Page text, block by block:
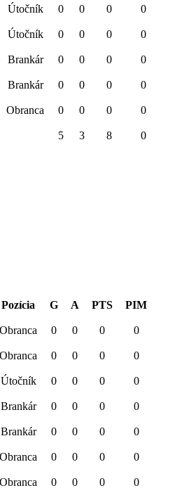
Útočník 0 0 0 0
Útočník 0 0 0 0
Brankár 0 0 0 0
Brankár 0 0 0 0
Obranca 0 0 0 0
5 3 8 0
Pozícia G A PTS PIM
Obranca 0 0 0 0
Obranca 0 0 0 0
Útočník 0 0 0 0
Brankár 0 0 0 0
Brankár 0 0 0 0
Obranca 0 0 0 0
Obranca 0 0 0 0